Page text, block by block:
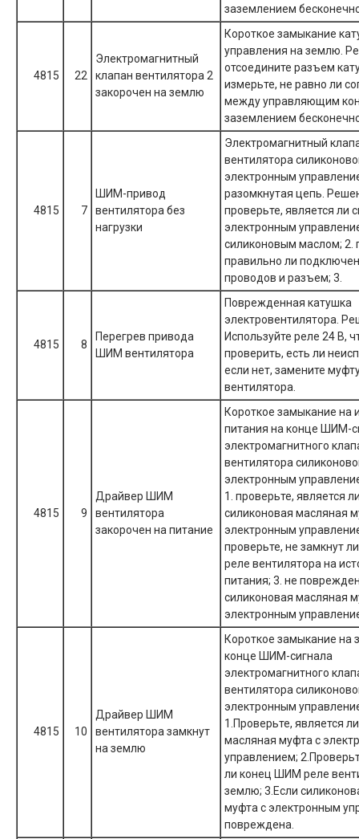
заземлением
4815 22
Электромагнитный
клапан вентилятора 2
закорочен на землю
Короткое замыкание
управления на землю.
отсоедините разъем
измерьте, не равно ли
между управляющим
заземлением
4815 7
ШИМ-привод
вентилятора без
нагрузки
Электромагнитный
вентилятора
электронным
разомкнутая цепь.
проверьте, является ли
электронным
силиконовым маслом; 2.
правильно ли
проводов и разъем; 3.
4815 8
Перегрев привода
ШИМ вентилятора
Поврежденная катушка
электровентилятора.
Используйте реле 24 В,
проверить, есть ли
если нет, замените
вентилятора.
4815 9
Драйвер ШИМ
вентилятора
закорочен на питание
Короткое замыкание на
питания на конце ШИМ-
электромагнитного
вентилятора
электронным
1. проверьте, является
силиконовая масляная
электронным
проверьте, не замкнут
реле вентилятора на
питания; 3. не
силиконовая масляная
электронным
4815 10
Драйвер ШИМ
вентилятора замкнут
на землю
Короткое замыкание на
конце ШИМ-сигнала
электромагнитного
вентилятора
электронным
1.Проверьте, является
масляная муфта с
управлением;
ли конец ШИМ реле
землю; 3.Если
муфта с электронным
повреждена.